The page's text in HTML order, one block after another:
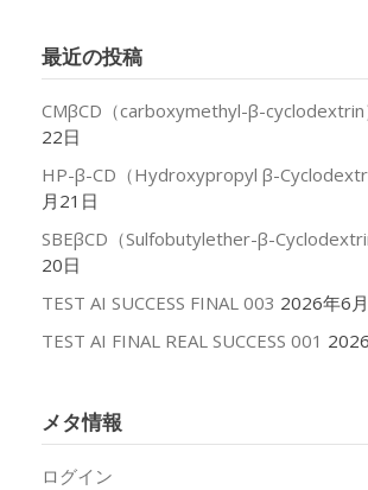
ブ
最近の投稿
CMβCD（carboxymethyl-β-cyclodextrin
22日
HP-β-CD（Hydroxypropyl β-
月21日
SBEβCD（Sulfobutylether-β-
20日
TEST AI SUCCESS FINAL 003 2026年6
TEST AI FINAL REAL SUCCESS 001
メタ情報
ログイン